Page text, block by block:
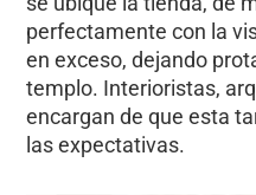
perfectamente con la
en exceso, dejando
templo. Interioristas,
encargan de que esta
las expectativas.